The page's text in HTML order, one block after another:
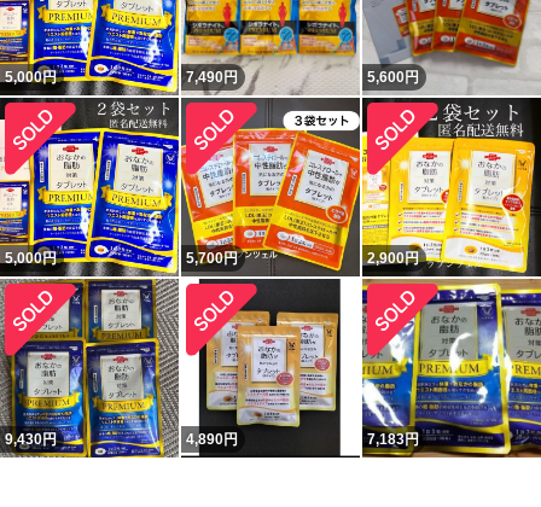
5,000円 7,490円 5,600円
5,000円 5,700円 2,900円
9,430円 4,890円 7,183円